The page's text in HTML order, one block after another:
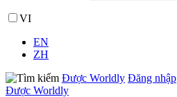
VI
EN
ZH
Được Worldly Đăng nhập
Được Worldly